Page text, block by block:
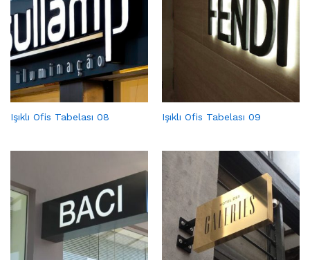
Işıklı Ofis Tabelası 08 Işıklı Ofis Tabelası 09